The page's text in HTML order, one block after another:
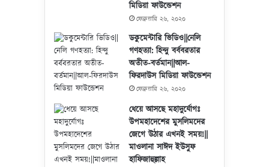
মিডিয়া ফাউন্ডেশন
ফেব্রুয়ারি ২৬, ২০২০
ডকুমেন্টারি ভিডিও||নেলি
গণহত্যা: হিন্দু বর্ববরতার
অতীত-বর্তমান||আল-
ফিরদাউস মিডিয়া ফাউন্ডেশন
ফেব্রুয়ারি ২৬, ২০২০
ধেয়ে আসছে মহাদুর্যোগঃ
উপমহাদেশের মুসলিমদের
জেগে উঠার এখনই সময়!||
মাওলানা সাঈদ ইউসুফ
হাফিজাহুল্লাহ